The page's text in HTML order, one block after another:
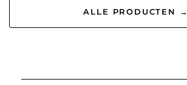
ALLE PRODUCTEN →